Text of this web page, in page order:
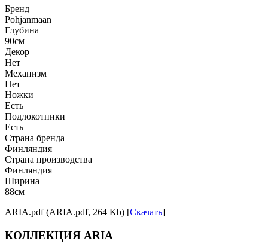
Бренд
Pohjanmaan
Глубина
90см
Декор
Нет
Механизм
Нет
Ножки
Есть
Подлокотники
Есть
Страна бренда
Финляндия
Страна производства
Финляндия
Ширина
88см
ARIA.pdf (ARIA.pdf, 264 Kb) [Скачать]
КОЛЛЕКЦИЯ ARIA